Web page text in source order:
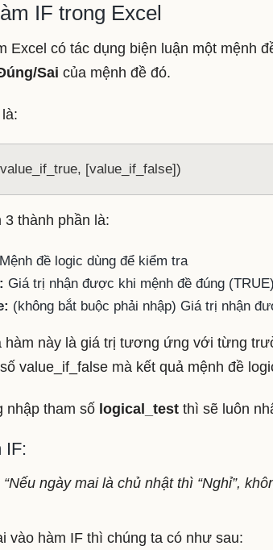
IF trong Excel
Excel có tác dụng biện luận một mệnh
Sai của mệnh đề đó.
[value_if_false])
3 thành phần là:
Mệnh đề logic dùng để kiểm tra
Giá trị nhận được khi mệnh đề đúng (TRUE)
(không bắt buộc phải nhập) Giá trị nhận
hàm này là giá trị tương ứng với từng
value_if_false mà kết quả mệnh đề
nhập tham số logical_test thì sẽ luôn
IF:
ngày mai là chủ nhật thì “Nghỉ”,
vào hàm IF thì chúng ta có như sau: